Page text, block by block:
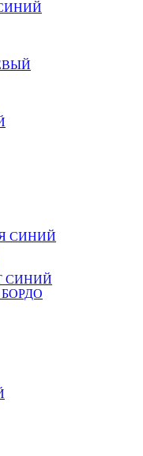
СИНИЙ
СИНИЙ